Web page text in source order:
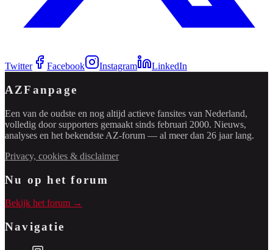
Twitter Facebook Instagram LinkedIn
AZFanpage
Een van de oudste en nog altijd actieve fansites van Nederland,
volledig door supporters gemaakt sinds februari 2000. Nieuws,
analyses en het bekendste AZ-forum — al meer dan 26 jaar lang.
Privacy, cookies & disclaimer
Nu op het forum
Bekijk het forum →
Navigatie